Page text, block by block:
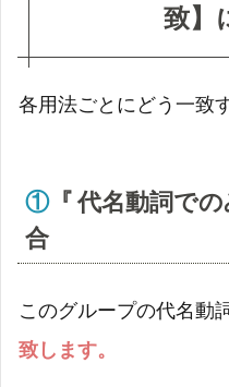
致】
各用法ごとにどう一致
①『代名動詞で
合
このグループの代名動
致します。